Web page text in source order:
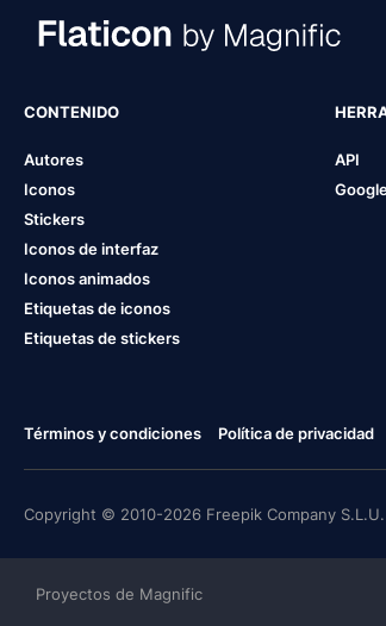
CONTENIDO
Autores
Iconos
Stickers
Iconos de interfaz
Iconos animados
Etiquetas de iconos
Etiquetas de stickers
API
Términos y condiciones Política de privacidad
Copyright © 2010-2026 Freepik Company
Proyectos de Magnific